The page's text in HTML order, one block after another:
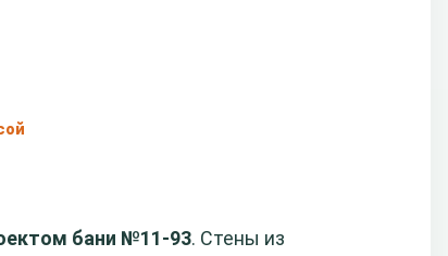
бани №11-93. Стены из